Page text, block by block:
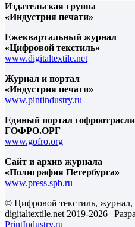
Издательская группа
«Индустрия печати»
Ежеквартальный журнал
«Цифровой текстиль»
www.digitaltextile.net
Журнал и портал
«Индустрия печати»
www.pintindustry.ru
Единый портал гофроотрасли
ГОФРО.ОРГ
www.gofro.org
Сайт и архив журнала
«Полиграфия Петербурга»
www.press.spb.ru
© Цифровой текстиль,
digitaltextile.net 2019-2026 |
PrintIndustry.ru